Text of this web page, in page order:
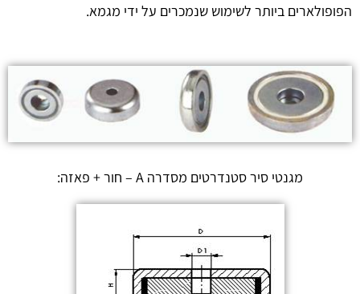
הפופולארים ביותר לשימוש שנמכרים על ידי מגמא.
מגנטי סיר סטנדרטים מסדרה A – חור + פאזה: